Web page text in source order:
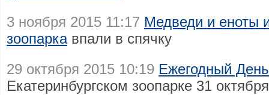
3 ноября 2015 11:17 Медведи и еноты
зоопаркавпали в спячку
29 октября 2015 10:19 Ежегодный
Екатеринбургском зоопарке 31 октября